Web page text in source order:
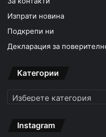
Изпрати новина
Подкрепи ни
Декларация за
Категории
Категории
Instagram